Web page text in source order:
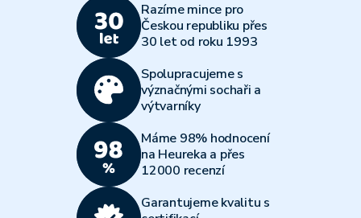
Razíme mince pro
Českou republiku přes
30 let od roku 1993
Spolupracujeme s
význačnými sochaři a
výtvarníky
Máme 98% hodnocení
na Heureka a přes
12000 recenzí
Garantujeme kvalitu s